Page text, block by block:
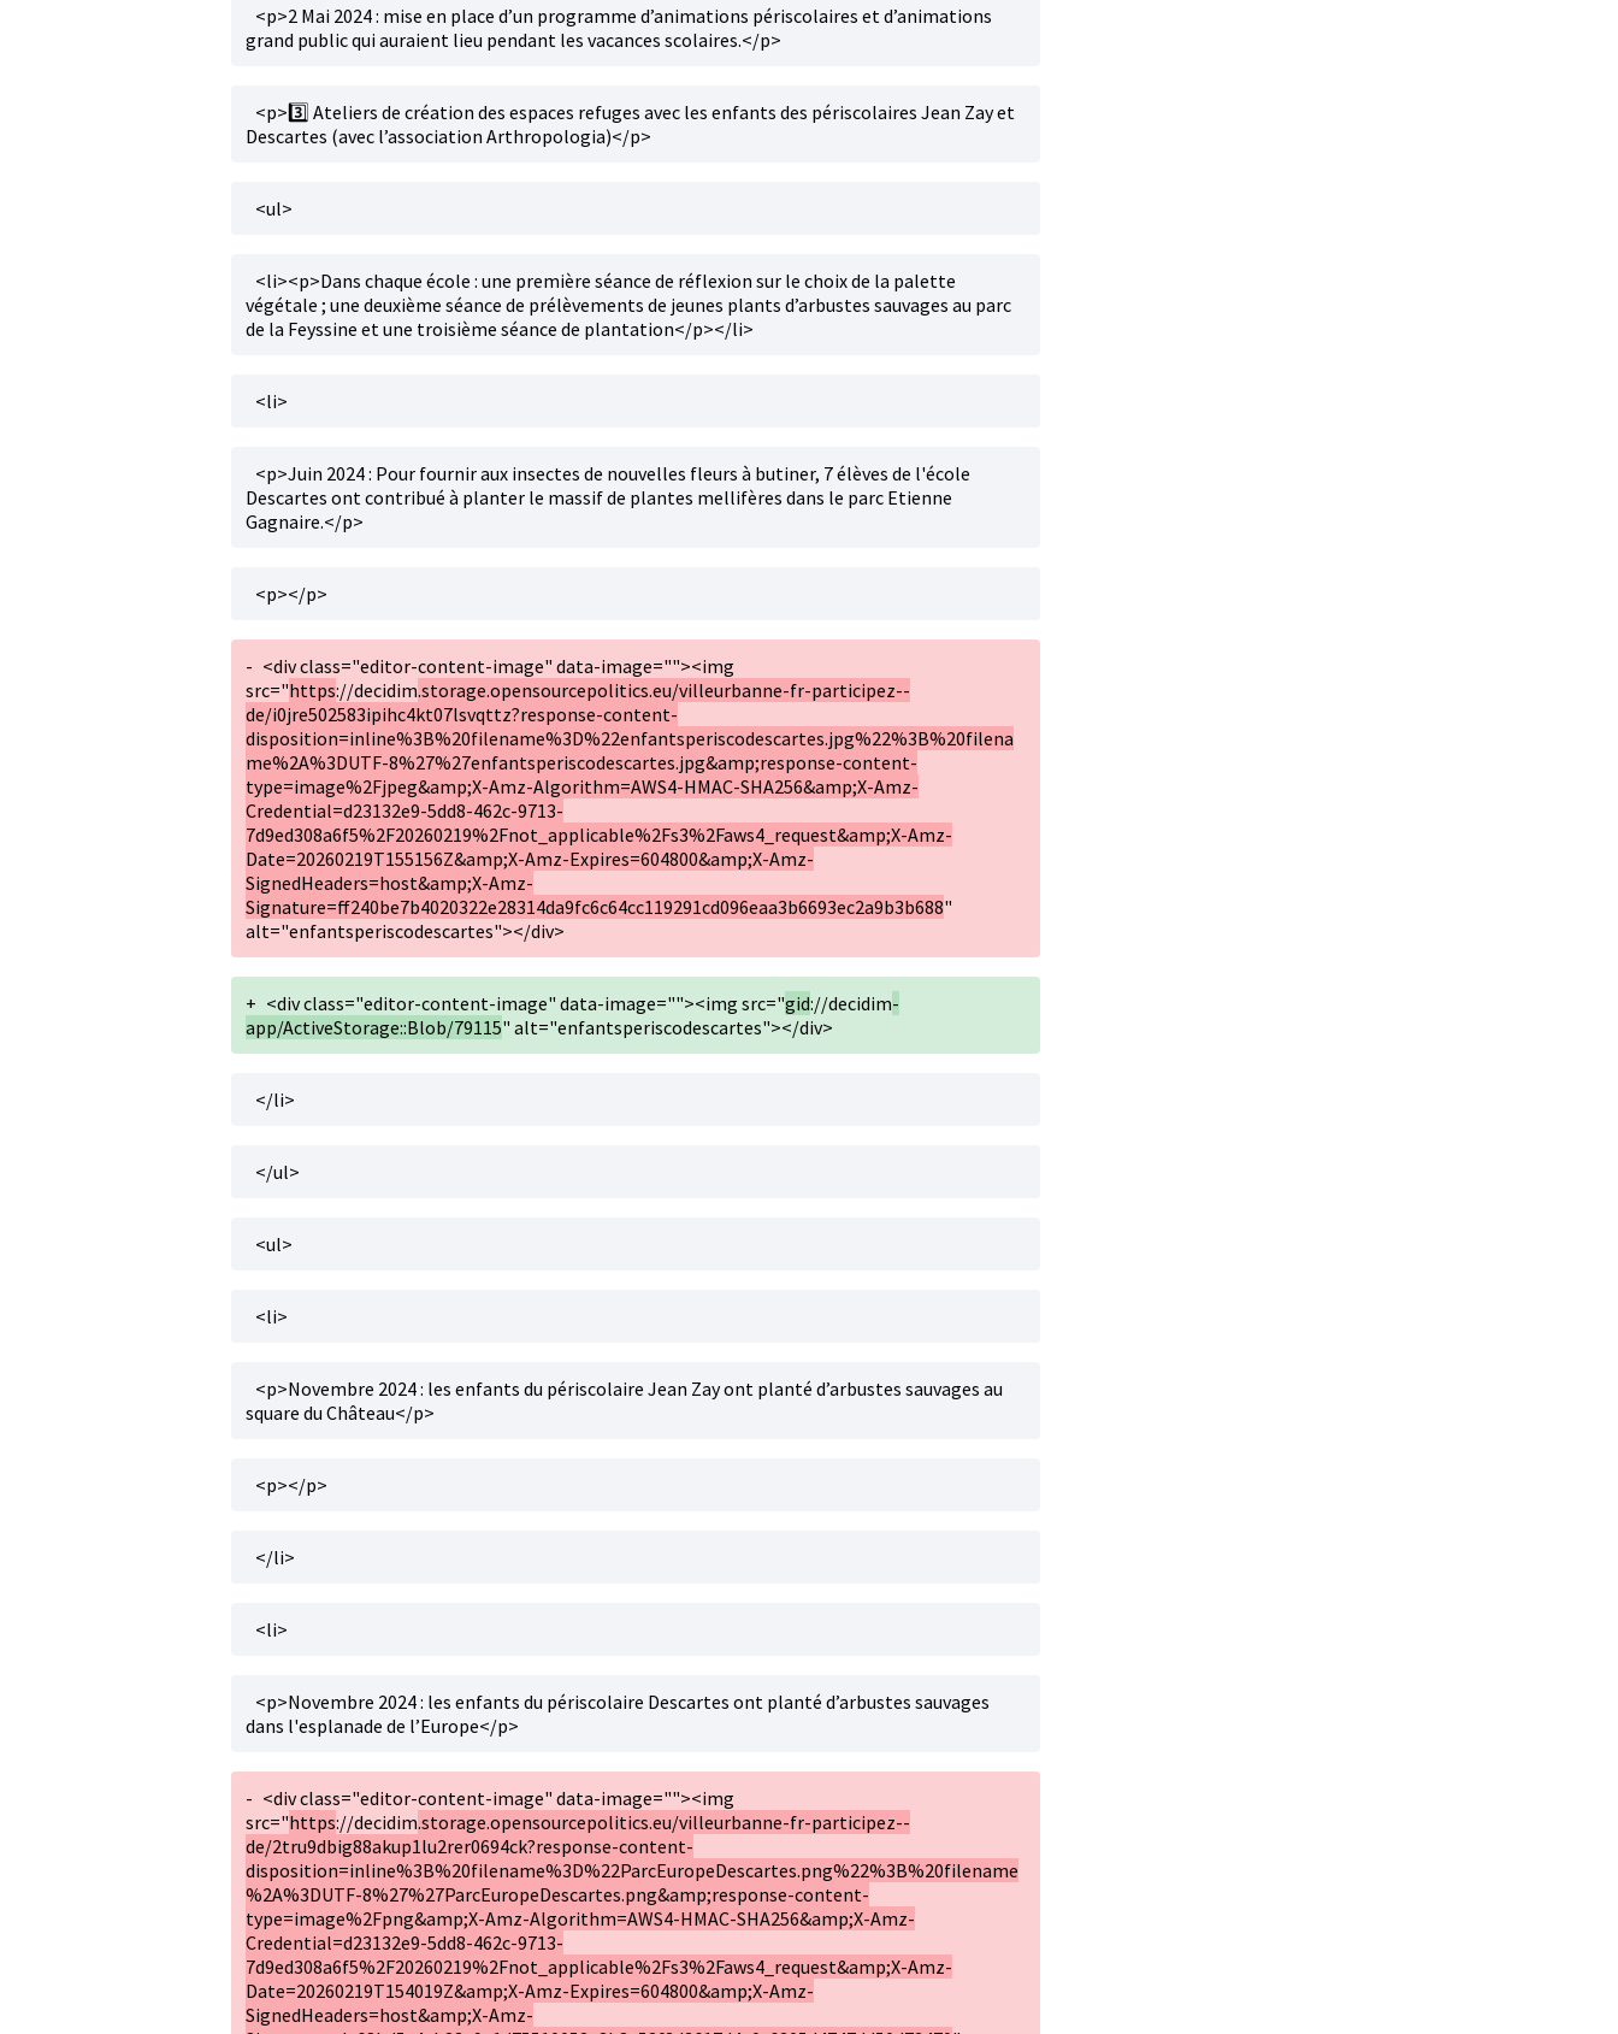
<p>2️ Mai 2024 : mise en place d’un programme d’animations périscolaires et d’animations
grand public qui auraient lieu pendant les vacances scolaires.</p>
<p>3️⃣ Ateliers de création des espaces refuges avec les enfants des périscolaires Jean Zay et
Descartes (avec l’association Arthropologia)</p>
<ul>
<li><p>Dans chaque école : une première séance de réflexion sur le choix de la palette
végétale ; une deuxième séance de prélèvements de jeunes plants d’arbustes sauvages au parc
de la Feyssine et une troisième séance de plantation</p></li>
<li>
<p>Juin 2024 : Pour fournir aux insectes de nouvelles fleurs à butiner, 7 élèves de l'école
Descartes ont contribué à planter le massif de plantes mellifères dans le parc Etienne
Gagnaire.</p>
<p></p>
- <div class="editor-content-image" data-image=""><img
src="https://decidim.storage.opensourcepolitics.eu/villeurbanne-fr-participez--
de/i0jre502583ipihc4kt07lsvqttz?response-content-
disposition=inline%3B%20filename%3D%22enfantsperiscodescartes.jpg%22%3B%20filena
me%2A%3DUTF-8%27%27enfantsperiscodescartes.jpg&amp;response-content-
type=image%2Fjpeg&amp;X-Amz-Algorithm=AWS4-HMAC-SHA256&amp;X-Amz-
Credential=d23132e9-5dd8-462c-9713-
7d9ed308a6f5%2F20260219%2Fnot_applicable%2Fs3%2Faws4_request&amp;X-Amz-
Date=20260219T155156Z&amp;X-Amz-Expires=604800&amp;X-Amz-
SignedHeaders=host&amp;X-Amz-
Signature=ff240be7b4020322e28314da9fc6c64cc119291cd096eaa3b6693ec2a9b3b688"
alt="enfantsperiscodescartes"></div>
+ <div class="editor-content-image" data-image=""><img src="gid://decidim-
app/ActiveStorage::Blob/79115" alt="enfantsperiscodescartes"></div>
</li>
</ul>
<ul>
<li>
<p>Novembre 2024 : les enfants du périscolaire Jean Zay ont planté d’arbustes sauvages au
square du Château</p>
<p></p>
</li>
<li>
<p>Novembre 2024 : les enfants du périscolaire Descartes ont planté d’arbustes sauvages
dans l'esplanade de l’Europe</p>
- <div class="editor-content-image" data-image=""><img
src="https://decidim.storage.opensourcepolitics.eu/villeurbanne-fr-participez--
de/2tru9dbig88akup1lu2rer0694ck?response-content-
disposition=inline%3B%20filename%3D%22ParcEuropeDescartes.png%22%3B%20filename
%2A%3DUTF-8%27%27ParcEuropeDescartes.png&amp;response-content-
type=image%2Fpng&amp;X-Amz-Algorithm=AWS4-HMAC-SHA256&amp;X-Amz-
Credential=d23132e9-5dd8-462c-9713-
7d9ed308a6f5%2F20260219%2Fnot_applicable%2Fs3%2Faws4_request&amp;X-Amz-
Date=20260219T154019Z&amp;X-Amz-Expires=604800&amp;X-Amz-
SignedHeaders=host&amp;X-Amz-